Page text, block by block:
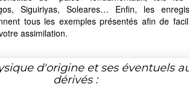
Siguiriyas, Soleares… Enfin, les
tous les exemples présentés afin de
assimilation.
d'origine et ses éventuels
dérivés :